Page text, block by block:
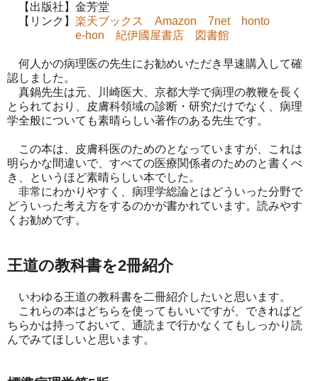
【出版社】金芳堂
【リンク】 楽天ブックス Amazon 7net
honto
e-hon
紀伊國屋書店 図書館
何人かの病理医の先生にお勧めいただき早速購入して確
認しました。
真鍋先生は元、川崎医大、京都大学で病理の教鞭を長く
とられており、皮膚科領域の診断・研究だけでなく、病理
学全般についても素晴らしい著作のある先生です。
この本は、皮膚科医のためのとなっていますが、これは
明らかな間違いで、すべての医療関係者のためのと書くべ
き、というほど素晴らしい本でした。
非常にわかりやすく、病理学総論とはどういった分野で
どういった考え方をするのかが書かれています。読みやす
くお勧めです。
王道の教科書を2冊紹介
いわゆる王道の教科書を二冊紹介したいと思います。
これらの本はどちらを使ってもいいですが、できればど
ちらかは持っておいて、通読まで行かなくてもしっかり読
んでみてほしいと思います。